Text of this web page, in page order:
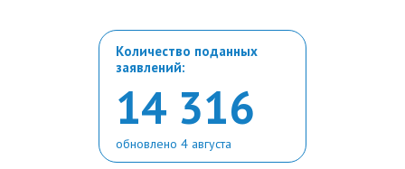
Количество поданных
заявлений:
14 316
обновлено 4 августа